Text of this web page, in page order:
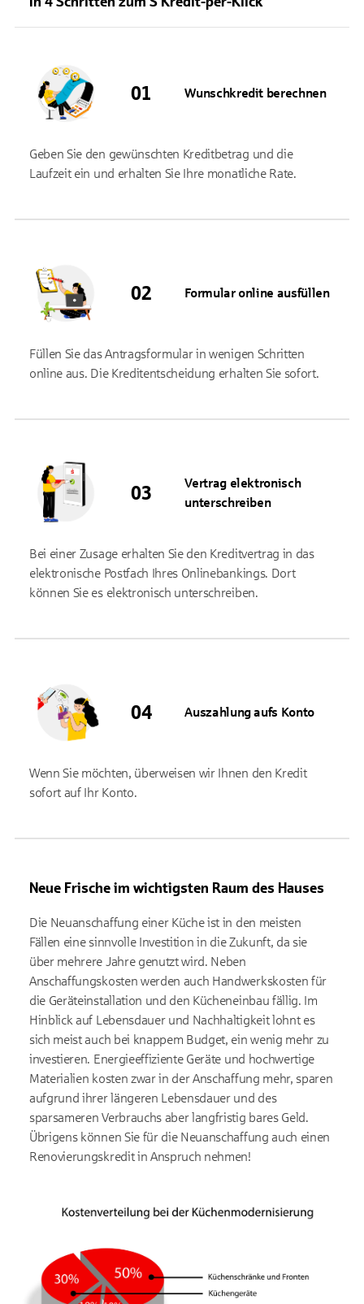
Wunschkredit berechnen
Geben Sie den gewünschten Kreditbetrag und die
Laufzeit ein und erhalten Sie Ihre monatliche Rate.
Formular online ausfüllen
Füllen Sie das Antragsformular in wenigen Schritten
online aus. Die Kreditentscheidung erhalten Sie sofort.
Vertrag elektronisch
unterschreiben
Bei einer Zusage erhalten Sie den Kreditvertrag in das
elektronische Postfach Ihres Onlinebankings. Dort
können Sie es elektronisch unterschreiben.
Auszahlung aufs Konto
Wenn Sie möchten, überweisen wir Ihnen den Kredit
sofort auf Ihr Konto.
Neue Frische im wichtigsten Raum des Hauses
Die Neuanschaffung einer Küche ist in den meisten
Fällen eine sinnvolle Investition in die Zukunft, da sie
über mehrere Jahre genutzt wird. Neben
Anschaffungskosten werden auch Handwerkskosten für
die Geräteinstallation und den Kücheneinbau fällig. Im
Hinblick auf Lebensdauer und Nachhaltigkeit lohnt es
sich meist auch bei knappem Budget, ein wenig mehr zu
investieren. Energieeffiziente Geräte und hochwertige
Materialien kosten zwar in der Anschaffung mehr, sparen
aufgrund ihrer längeren Lebensdauer und des
sparsameren Verbrauchs aber langfristig bares Geld.
Übrigens können Sie für die Neuanschaffung auch einen
Renovierungskredit in Anspruch nehmen!